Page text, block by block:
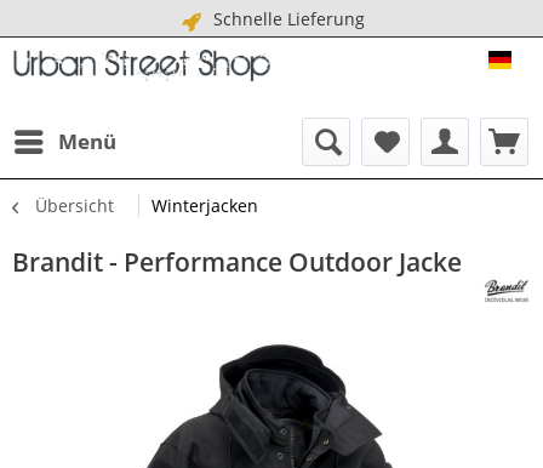
Schnelle Lieferung
Menü
Übersicht Winterjacken
Brandit - Performance Outdoor Jacke